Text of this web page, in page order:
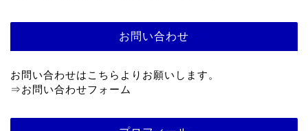
お問い合わせ
お問い合わせはこちらよりお願いします。
⇒お問い合わせフォーム